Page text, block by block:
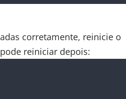
corretamente, reinicie o
reiniciar depois: